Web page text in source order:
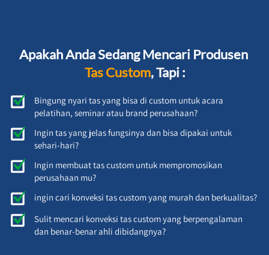
Tas Custom, Tapi :
Bingung nyari tas yang bisa di custom untuk acara
pelatihan, seminar atau brand perusahaan?
Ingin tas yang jelas fungsinya dan bisa dipakai untuk
sehari-hari?
Ingin membuat tas custom untuk mempromosikan
perusahaan mu?
ingin cari konveksi tas custom yang murah dan berkualitas?
Sulit mencari konveksi tas custom yang berpengalaman
dan benar-benar ahli dibidangnya?